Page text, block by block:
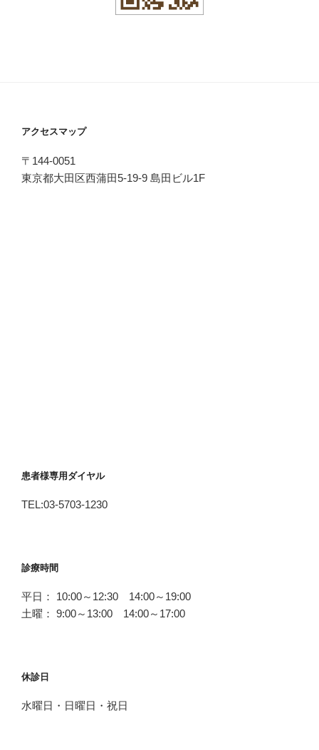
アクセスマップ
〒144-0051
東京都大田区西蒲田5-19-9 島田ビル1F
患者様専用ダイヤル
TEL:03-5703-1230
診療時間
平日： 10:00～12:30 14:00～19:00
土曜： 9:00～13:00 14:00～17:00
休診日
水曜日・日曜日・祝日